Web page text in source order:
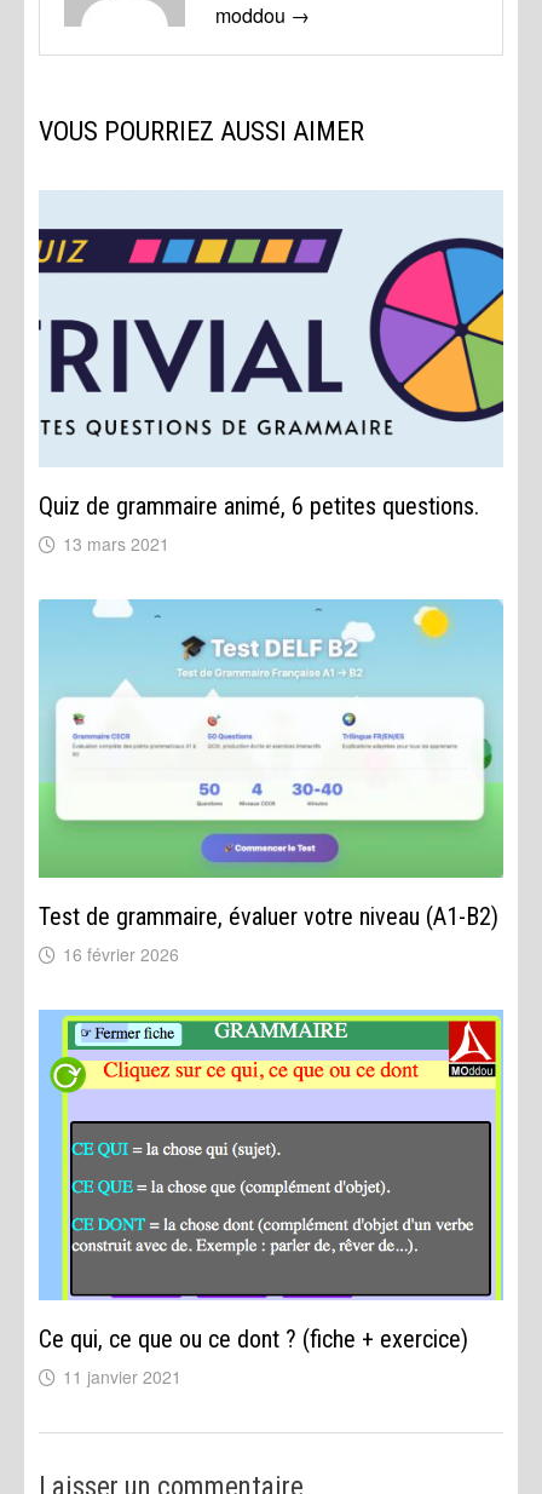
moddou →
VOUS POURRIEZ AUSSI AIMER
Quiz de grammaire animé, 6 petites questions.
13 mars 2021
Test de grammaire, évaluer votre niveau (A1-B2)
16 février 2026
Ce qui, ce que ou ce dont ? (fiche + exercice)
11 janvier 2021
Laisser un commentaire